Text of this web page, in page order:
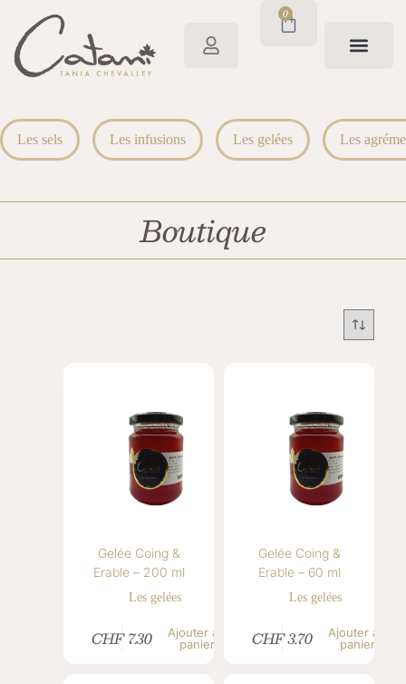
0
Les sels Les infusions Les gelées Les
Boutique
Gelée Coing &
Erable – 200 ml
Les gelées
CHF7.30
Ajouter au
panier
Gelée Coing &
Erable – 60 ml
Les gelées
CHF3.70
Ajouter au
panier